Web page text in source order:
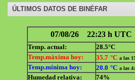
ÚLTIMOS DATOS DE BINÉFAR